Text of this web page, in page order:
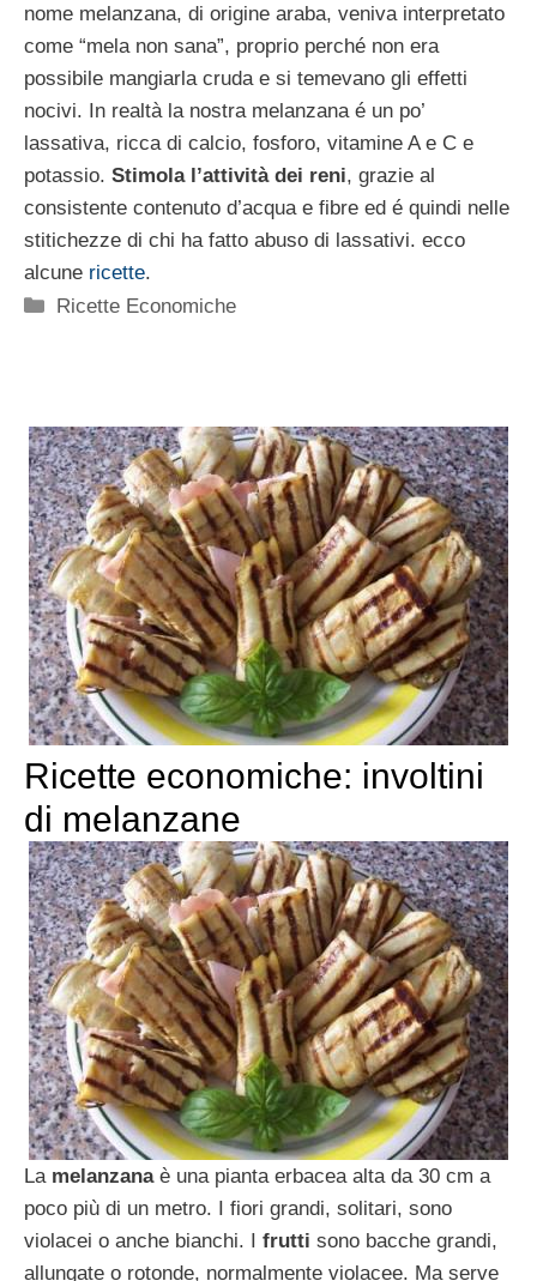
nome melanzana, di origine araba, veniva interpretato
come “mela non sana”, proprio perché non era
possibile mangiarla cruda e si temevano gli effetti
nocivi. In realtà la nostra melanzana é un po’
lassativa, ricca di calcio, fosforo, vitamine A e C e
potassio. Stimola l’attività dei reni, grazie al
consistente contenuto d’acqua e fibre ed é quindi nelle
stitichezze di chi ha fatto abuso di lassativi. ecco
alcune ricette.
Categorie
Ricette Economiche
Ricette economiche: involtini
di melanzane
La melanzanaè una pianta erbacea alta da 30 cm a
poco più di un metro. I fiori grandi, solitari, sono
violacei o anche bianchi. I frutti sono bacche grandi,
allungate o rotonde, normalmente violacee. Ma serve